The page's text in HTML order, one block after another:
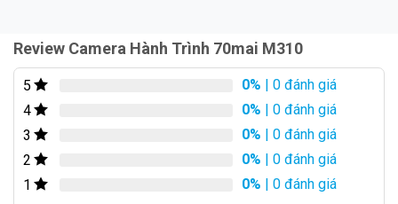
Range) và khử nhiễu 3D.
Review Camera Hành Trình 70mai M310
5 0% | 0 đánh giá
4
0% | 0 đánh giá
3
0% | 0 đánh giá
2
0% | 0 đánh giá
1
0% | 0 đánh giá